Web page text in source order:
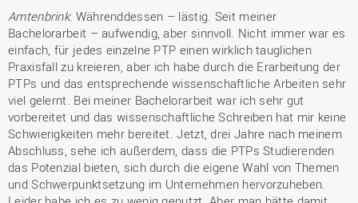
Amtenbrink: Währenddessen – lästig. Seit meiner
Bachelorarbeit – aufwendig, aber sinnvoll. Nicht immer war es
einfach, für jedes einzelne PTP einen wirklich tauglichen
Praxisfall zu kreieren, aber ich habe durch die Erarbeitung der
PTPs und das entsprechende wissenschaftliche Arbeiten sehr
viel gelernt. Bei meiner Bachelorarbeit war ich sehr gut
vorbereitet und das wissenschaftliche Schreiben hat mir keine
Schwierigkeiten mehr bereitet. Jetzt, drei Jahre nach meinem
Abschluss, sehe ich außerdem, dass die PTPs Studierenden
das Potenzial bieten, sich durch die eigene Wahl von Themen
und Schwerpunktsetzung im Unternehmen hervorzuheben.